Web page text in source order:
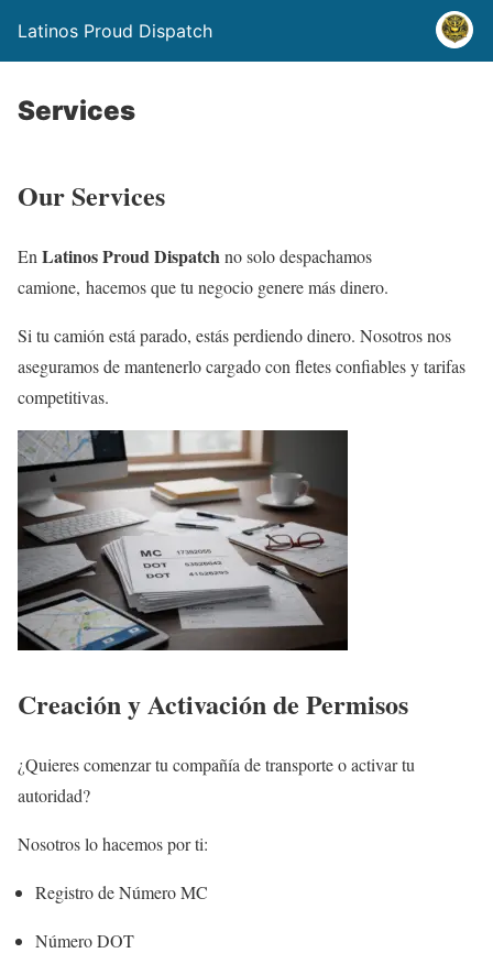
Latinos Proud Dispatch
Services
Our Services
En Latinos Proud Dispatchno solo despachamos
camione, hacemos que tu negocio genere más dinero.
Si tu camión está parado, estás perdiendo dinero. Nosotros nos
aseguramos de mantenerlo cargado con fletes confiables y tarifas
competitivas.
Creación y Activación de Permisos
¿Quieres comenzar tu compañía de transporte o activar tu
autoridad?
Nosotros lo hacemos por ti:
Registro de Número MC
Número DOT